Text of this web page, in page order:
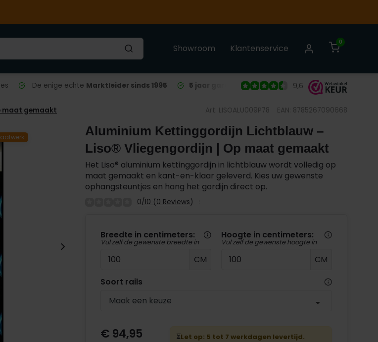
Showroom Klantenservice
0
De enige echte Marktleider sinds 1995 5 jaar garantieop alle Liso® Vliegengordijnen
9,6
maat gemaakt Art: LISOALU009P78 EAN: 8785267090668
Aluminium Kettinggordijn Lichtblauw –
Liso® Vliegengordijn | Op maat gemaakt
Het Liso® aluminium kettinggordijn in lichtblauw wordt volledig op
maat gemaakt en kant-en-klaar geleverd. Kies uw gewenste
ophangsteuntjes en hang het gordijn direct op.
0/10 (0 Reviews)
Breedte in centimeters:
Vul zelf de gewenste breedte in
CM
Hoogte in centimeters:
Vul zelf de gewenste hoogte in
CM
Soort rails
Maak een keuze
€ 94,95 ⏳Let op: 5 tot 7 werkdagen levertijd.